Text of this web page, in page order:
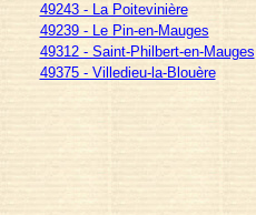
49243 - La Poitevinière
49239 - Le Pin-en-Mauges
49312 - Saint-Philbert-en-Mauges
49375 - Villedieu-la-Blouère